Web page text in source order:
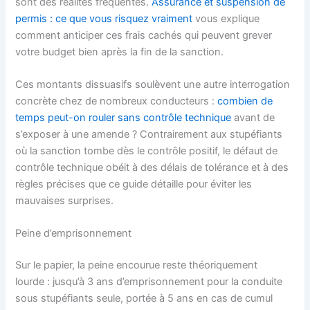
permis : ce que vous risquez vraiment vous explique
comment anticiper ces frais cachés qui peuvent grever
votre budget bien après la fin de la sanction.
Ces montants dissuasifs soulèvent une autre interrogation
concrète chez de nombreux conducteurs :combien de
temps peut-on rouler sans contrôle technique avant de
s’exposer à une amende ? Contrairement aux stupéfiants
où la sanction tombe dès le contrôle positif, le défaut de
contrôle technique obéit à des délais de tolérance et à des
règles précises que ce guide détaille pour éviter les
mauvaises surprises.
Peine d’emprisonnement
Sur le papier, la peine encourue reste théoriquement
lourde : jusqu’à 3 ans d’emprisonnement pour la conduite
sous stupéfiants seule, portée à 5 ans en cas de cumul